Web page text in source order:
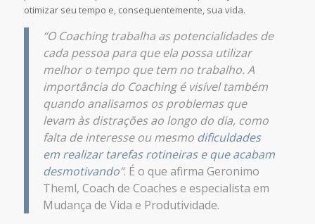
otimizar seu tempo e, consequentemente, sua vida.
“O Coaching trabalha as potencialidades de
cada pessoa para que ela possa utilizar
melhor o tempo que tem no trabalho. A
importância do Coaching é visível também
quando analisamos os problemas que
levam às distrações ao longo do dia, como
falta de interesse ou mesmo dificuldades
em realizar tarefas rotineiras e que acabam
desmotivando”. É o que afirma Geronimo
Theml, Coach de Coaches e especialista em
Mudança de Vida e Produtividade.